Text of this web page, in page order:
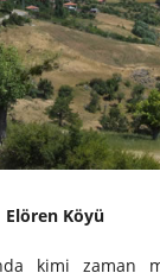
Elören Köyü
kimi zaman